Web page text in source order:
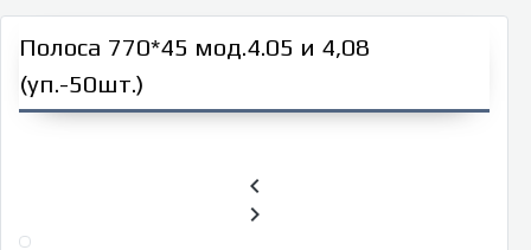
Полоса 770*45 мод.4.05 и 4,08
(уп.-50шт.)
chevron_left
chevron_right